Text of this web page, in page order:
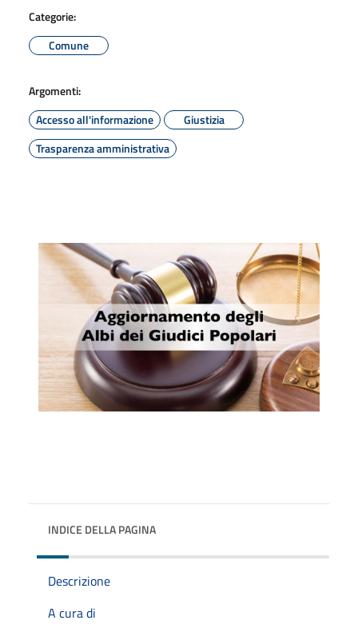
Categorie:
Comune
Argomenti:
Accesso all'informazione
Giustizia
Trasparenza amministrativa
INDICE DELLA PAGINA
Descrizione
A cura di